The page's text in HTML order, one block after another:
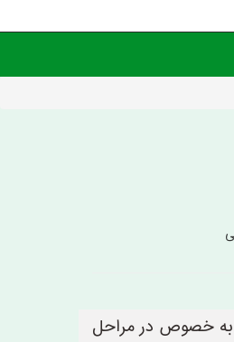
به خصوص در مراحل